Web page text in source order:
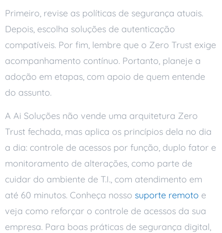
Primeiro, revise as políticas de segurança atuais.
Depois, escolha soluções de autenticação
compatíveis. Por fim, lembre que o Zero Trust exige
acompanhamento contínuo. Portanto, planeje a
adoção em etapas, com apoio de quem entende
do assunto.
A Ai Soluções não vende uma arquitetura Zero
Trust fechada, mas aplica os princípios dela no dia
a dia: controle de acessos por função, duplo fator e
monitoramento de alterações, como parte de
cuidar do ambiente de T.I., com atendimento em
até 60 minutos. Conheça nosso suporte remoto e
veja como reforçar o controle de acessos da sua
empresa. Para boas práticas de segurança digital,